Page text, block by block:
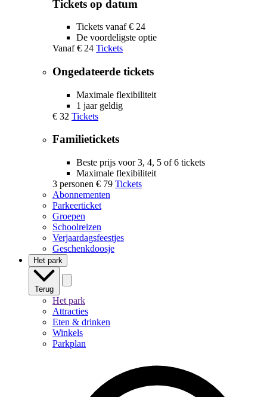
Tickets op datum
Tickets vanaf € 24
De voordeligste optie
Vanaf € 24 Tickets
Ongedateerde tickets
Maximale flexibiliteit
1 jaar geldig
€ 32 Tickets
Familietickets
Beste prijs voor 3, 4, 5 of 6 tickets
Maximale flexibiliteit
3 personen € 79 Tickets
Abonnementen
Parkeerticket
Groepen
Schoolreizen
Verjaardagsfeestjes
Geschenkdoosje
Het park
Terug
Het park
Attracties
Eten & drinken
Winkels
Parkplan